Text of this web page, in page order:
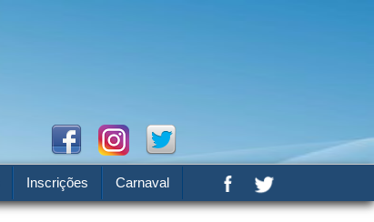
Inscrições Carnaval